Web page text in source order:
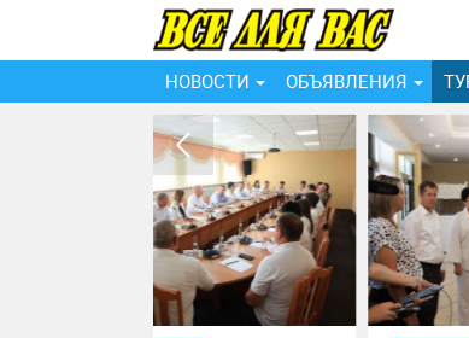
НОВОСТИ ОБЪЯВЛЕНИЯ